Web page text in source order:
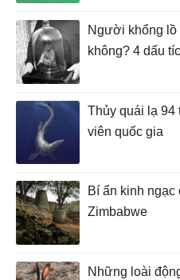
Người khổng lồ
không? 4 dấu
Thủy quái lạ 94
viên quốc gia
Bí ẩn kinh
Zimbabwe
Những loài